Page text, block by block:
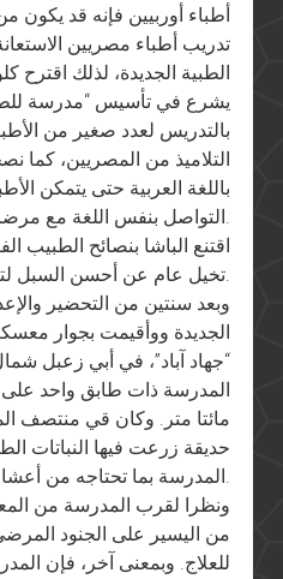
أطباء أوربيين فإنه قد
تدريب أطباء مصريين
الطبية الجديدة، لذلك
يشرع في تأسيس “مدرسة
بالتدريس لعدد صغير من
التلاميذ من المصريين، كما
باللغة العربية حتى يتمكن
التواصل بنفس اللغة مع مرضاهم.
اقتنع الباشا بنصائح
تخيل عام عن أحسن السبل لتأسيس المدرسة.
وبعد سنتين من التحضير
الجديدة ووأقيمت بجوار
“جهاد آباد”، في أبي زعبل
المدرسة ذات طابق واحد
مائتا متر. وكان قي منتصف
حديقة زرعت فيها النباتات
المدرسة بما تحتاجه من أعشاب وعقاقير طبية.
ونظرا لقرب المدرسة من
من اليسير على الجنود
للعلاج. وبمعنى آخر، فإن